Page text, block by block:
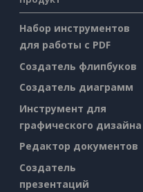
Набор инструментов
для работы с PDF
Создатель флипбуков
Создатель диаграмм
Инструмент для
графического дизайна
Редактор документов
Создатель
презентаций